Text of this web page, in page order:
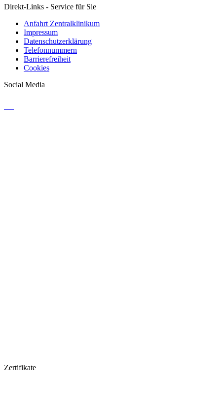
Direkt-Links - Service für Sie
Anfahrt Zentralklinikum
Impressum
Datenschutzerklärung
Telefonnummern
Barrierefreiheit
Cookies
Social Media
Zertifikate